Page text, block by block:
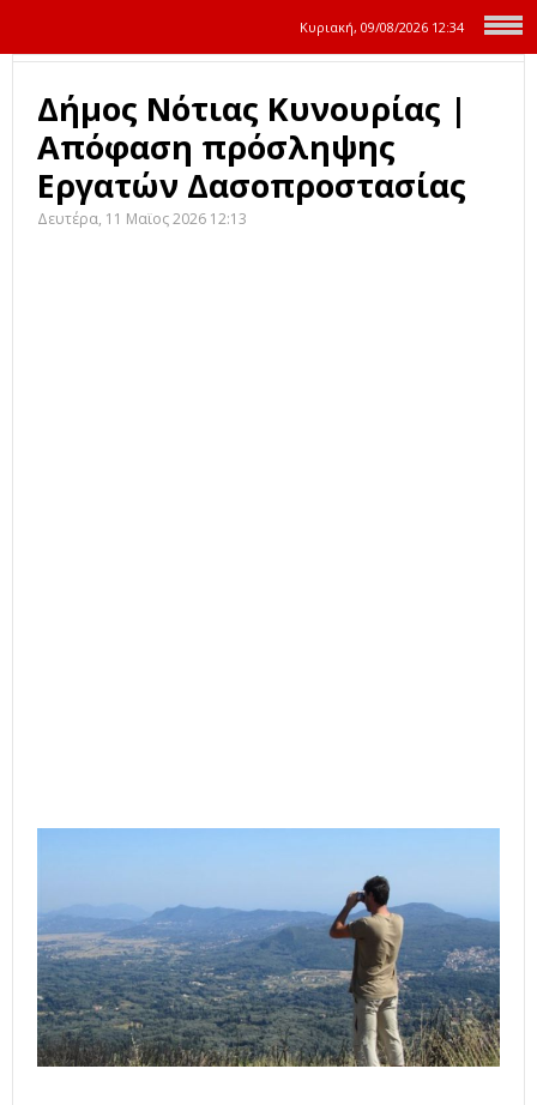
Κυριακή, 09/08/2026 12:34
Δήμος Νότιας Κυνουρίας |
Απόφαση πρόσληψης
Εργατών Δασοπροστασίας
Δευτέρα, 11 Μαϊος 2026 12:13